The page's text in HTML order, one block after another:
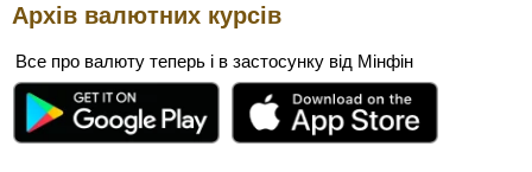
Архів валютних курсів
Все про валюту теперь і в застосунку від Мінфін